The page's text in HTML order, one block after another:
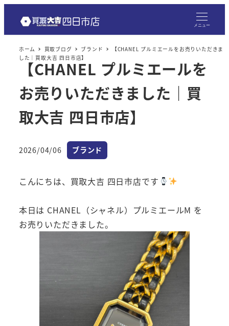
メニュー
ホーム 買取ブログ ブランド
【CHANEL プルミエールをお売りいただきま
した｜買取大吉 四日市店】
【CHANEL プルミエールを
お売りいただきました｜買
取大吉 四日市店】
投稿日
2026/04/06 カテゴリー
ブランド
こんにちは、買取大吉 四日市店です
本日は CHANEL（シャネル）プルミエールM を
お売りいただきました。